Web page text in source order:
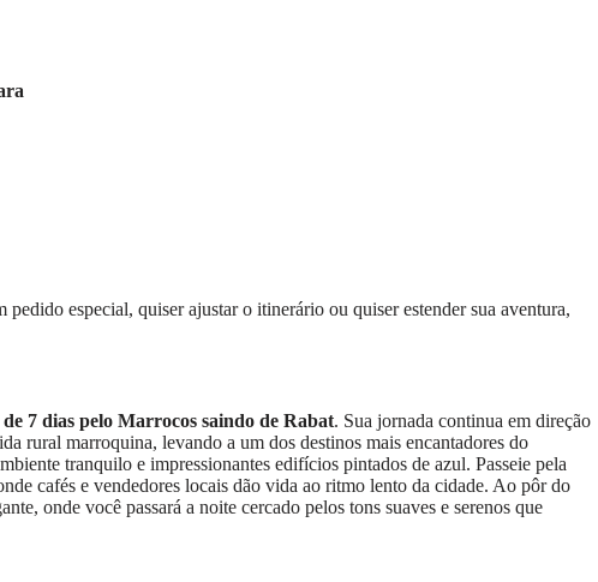
especial, quiser ajustar o itinerário ou quiser estender sua aventura,
7 dias pelo Marrocos saindo de Rabat. Sua jornada continua em direção
rural marroquina, levando a um dos destinos mais encantadores do
tranquilo e impressionantes edifícios pintados de azul. Passeie pela
cafés e vendedores locais dão vida ao ritmo lento da cidade. Ao pôr do
onde você passará a noite cercado pelos tons suaves e serenos que